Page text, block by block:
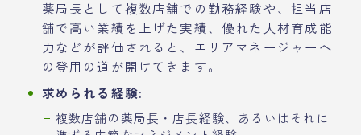
薬局長として複数店舗での勤務経験や、担当店
舗で高い業績を上げた実績、優れた人材育成能
力などが評価されると、エリアマネージャーへ
の登用の道が開けてきます。
求められる経験:
複数店舗の薬局長・店長経験、あるいはそれに